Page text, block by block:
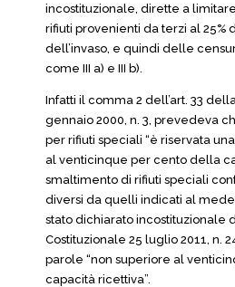
incostituzionale, dirette a
rifiuti provenienti da terzi al 25%
dell’invaso, e quindi delle
come III a) e III b).
Infatti il comma 2 dell’art. 33
gennaio 2000, n. 3, prevedeva
per rifiuti speciali “è riservata
al venticinque per cento della
smaltimento di rifiuti speciali
diversi da quelli indicati al
stato dichiarato incostituzionale
Costituzionale 25 luglio 2011, n.
parole “non superiore al
capacità ricettiva”.